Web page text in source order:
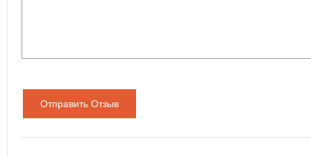
Отправить Отзыв